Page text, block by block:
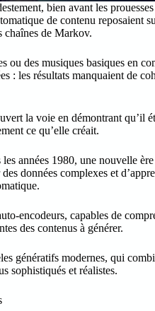
bien avant les
de contenu reposaient
chaînes de Markov.
ou des musiques basiques en
: les résultats manquaient de
la voie en démontrant qu’il
ce qu’elle créait.
années 1980, une nouvelle
données complexes et
encodeurs, capables de
des contenus à générer.
génératifs modernes, qui
sophistiqués et réalistes.